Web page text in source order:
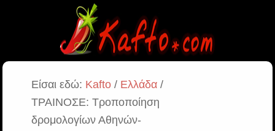
Είσαι εδώ: Kafto/ Ελλάδα/
ΤΡΑΙΝΟΣΕ: Τροποποίηση
δρομολογίων Αθηνών-